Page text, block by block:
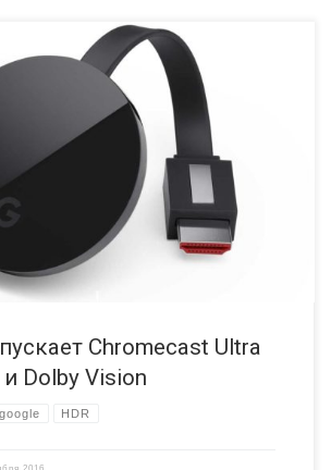
новый Chromecast Ultra, который
и оба формата HDR (High Dynamic Range);
Он будет доступен в ноябре по цене $69.
Благодаря слухам большинство
заранее, но сегодня Google вышел на сцену,
ряд новых продуктов, […]
Chromecast Ultra
и Dolby Vision
google HDR